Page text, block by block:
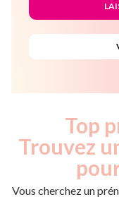
Top
Trouvez
Vous cherchez un